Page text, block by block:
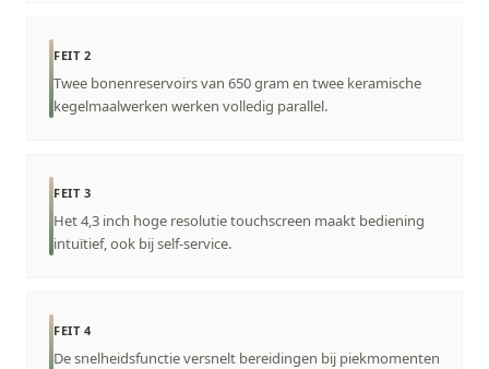
FEIT 2
Twee bonenreservoirs van 650 gram en twee keramische
kegelmaalwerken werken volledig parallel.
FEIT 3
Het 4,3 inch hoge resolutie touchscreen maakt bediening
intuïtief, ook bij self-service.
FEIT 4
De snelheidsfunctie versnelt bereidingen bij piekmomenten